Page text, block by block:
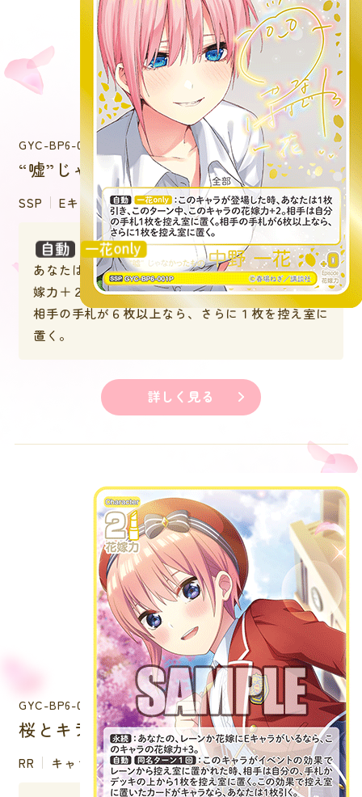
GYC-BP6-001P
“嘘”じゃなかったもの 中野 一花
SSP Eキャラクター
：このキャラが登場した時、
あなたは１枚引き、このターン中、このキャラの花
嫁力＋２。相手は自分の手札１枚を控え室に置く。
相手の手札が６枚以上なら、さらに１枚を控え室に
置く。
詳しく見る
GYC-BP6-002
桜とキラキラ制服 中野 一花
RR キャラクター